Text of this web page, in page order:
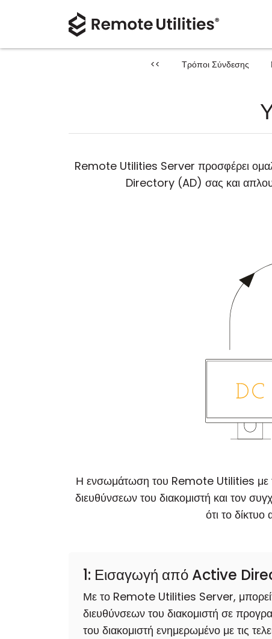
<< Τρόποι Σύνδεσης
Remote Utilities Server προσφέρει
Directory (AD) σας και
Η ενσωμάτωση του Remote Utilities με
διευθύνσεων του διακομιστή και τον
ότι το
1: Εισαγωγή από Active
Με το Remote Utilities Server, μπορείτε
διευθύνσεων του διακομιστή σε
του διακομιστή ενημερωμένο με τις